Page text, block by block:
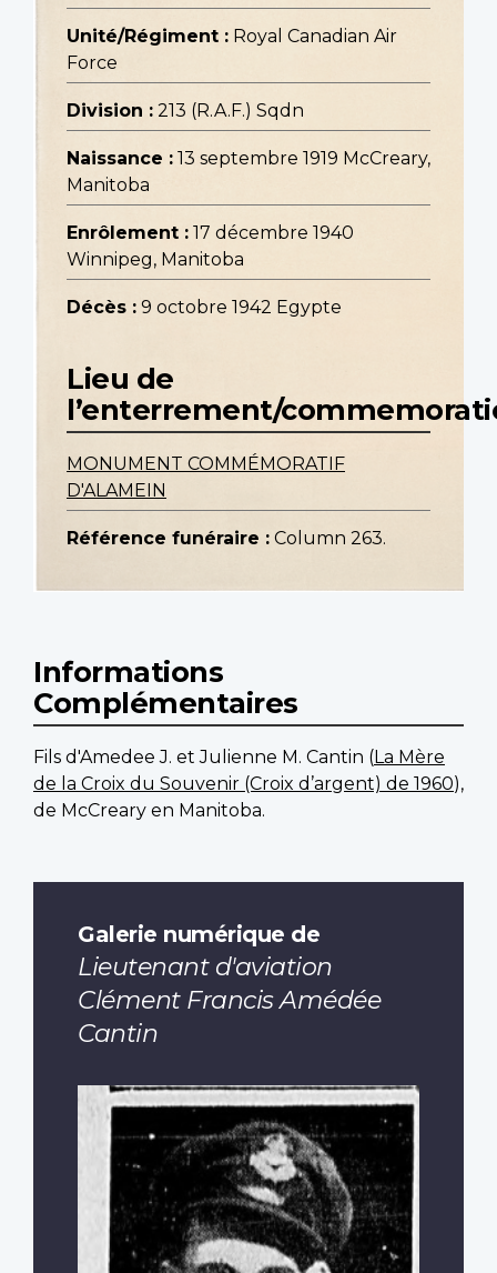
Unité/Régiment : Royal Canadian Air
Force
Division : 213 (R.A.F.) Sqdn
Naissance : 13 septembre 1919 McCreary,
Manitoba
Enrôlement : 17 décembre 1940
Winnipeg, Manitoba
Décès : 9 octobre 1942 Egypte
Lieu de
l’enterrement/
MONUMENT COMMÉMORATIF
D'ALAMEIN
Référence funéraire : Column 263.
Informations
Complémentaires
Fils d'Amedee J. et Julienne M. Cantin (La Mère
de la Croix du Souvenir (Croix d’argent) de 1960),
de McCreary en Manitoba.
Galerie numérique de
Lieutenant d'aviation
Clément Francis Amédée
Cantin